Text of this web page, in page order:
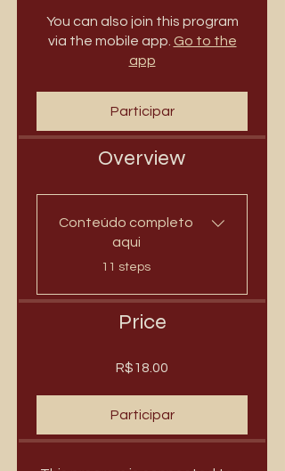
You can also join this program
via the mobile app. Go to the
app
Participar
Overview
Conteúdo completo
aqui
.
11 steps
Price
R$18.00
Participar